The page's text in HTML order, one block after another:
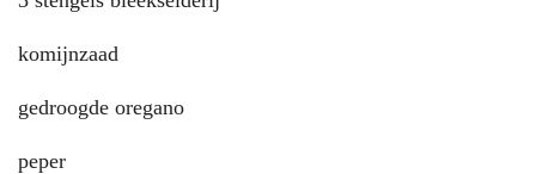
komijnzaad
gedroogde oregano
peper